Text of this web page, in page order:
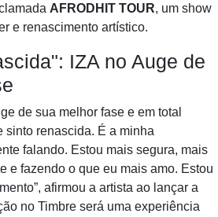
AFRODHIT TOUR, um show
e renascimento artístico.
IZA no Auge de
de sua melhor fase e em total
sinto renascida. É a minha
falando. Estou mais segura, mais
e fazendo o que eu mais amo. Estou
afirmou a artista ao lançar a
no Timbre será uma experiência